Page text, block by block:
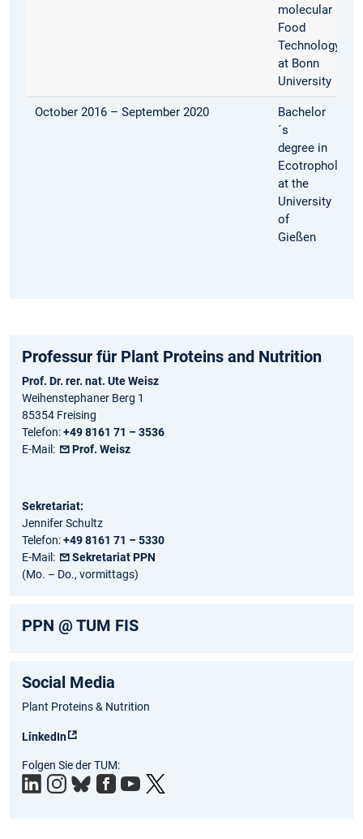
molecular
Food
Technology
at Bonn
University
October 2016 – September 2020
Bachelor
´s
degree in
Ecotrophology
at the
University
of
Gießen
Professur für Plant Proteins and Nutrition
Prof. Dr. rer. nat. Ute Weisz
Weihenstephaner Berg 1
85354 Freising
Telefon:+49 8161 71 – 3536
E-Mail:
Prof. Weisz
Sekretariat:
Jennifer Schultz
Telefon:+49 8161 71 – 5330
E-Mail:
Sekretariat PPN
(Mo. – Do., vormittags)
PPN @ TUM FIS
Social Media
Plant Proteins & Nutrition
LinkedIn
Folgen Sie der TUM: